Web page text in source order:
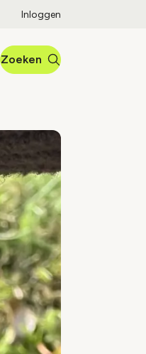
Inloggen
Zoeken